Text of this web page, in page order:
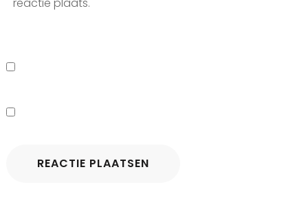
reactie plaats.